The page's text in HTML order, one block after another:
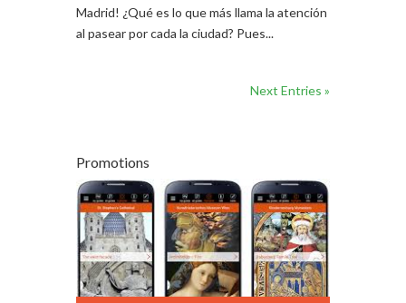
Madrid! ¿Qué es lo que más llama la atención
al pasear por cada la ciudad? Pues...
Next Entries »
Promotions